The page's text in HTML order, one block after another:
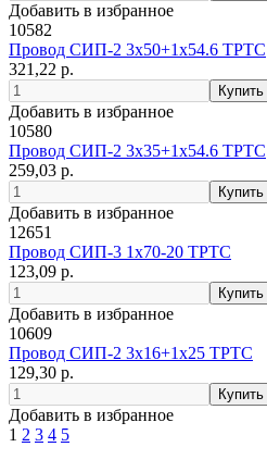
Добавить в избранное
10582
Провод СИП-2 3х50+1х54.6 ТРТС
321,22 р.
Добавить в избранное
10580
Провод СИП-2 3х35+1х54.6 ТРТС
259,03 р.
Добавить в избранное
12651
Провод СИП-3 1х70-20 ТРТС
123,09 р.
Добавить в избранное
10609
Провод СИП-2 3х16+1х25 ТРТС
129,30 р.
Добавить в избранное
1 2 3 4 5